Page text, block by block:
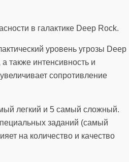
в галактике Deep Rock.
уровень угрозы Deep
также интенсивность и
сопротивление
легкий и 5 самый сложный.
заданий (самый
на количество и качество